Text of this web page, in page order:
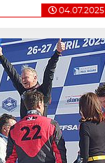
04.07.2025